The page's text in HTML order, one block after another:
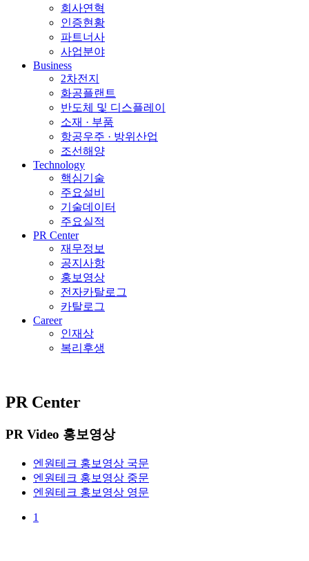
회사연혁
인증현황
파트너사
사업분야
Business
2차전지
화공플랜트
반도체 및 디스플레이
소재 · 부품
항공우주 · 방위산업
조선해양
Technology
핵심기술
주요설비
기술데이터
주요실적
PR Center
재무정보
공지사항
홍보영상
전자카탈로그
카탈로그
Career
인재상
복리후생
PR Center
PR Video 홍보영상
엔원테크 홍보영상 국문
엔원테크 홍보영상 중문
엔원테크 홍보영상 영문
1